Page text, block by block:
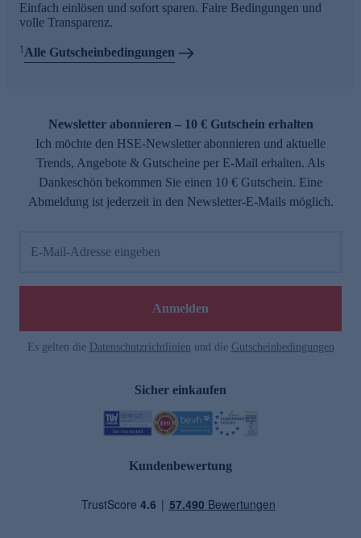
Einfach einlösen und sofort sparen. Faire Bedingungen und
volle Transparenz.
1Alle Gutscheinbedingungen
Newsletter abonnieren – 10 € Gutschein erhalten
Ich möchte den HSE-Newsletter abonnieren und aktuelle
Trends, Angebote & Gutscheine per E-Mail erhalten. Als
Dankeschön bekommen Sie einen 10 € Gutschein. Eine
Abmeldung ist jederzeit in den Newsletter-E-Mails möglich.
E-Mail-Adresse eingeben
Anmelden
Es gelten die Datenschutzrichtlinien und die Gutscheinbedingungen
Sicher einkaufen
Kundenbewertung